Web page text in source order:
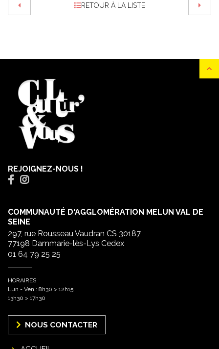
RETOUR À LA LISTE
REJOIGNEZ-NOUS !
COMMUNAUTÉ D'AGGLOMÉRATION MELUN VAL DE
SEINE
297, rue Rousseau Vaudran CS 30187
77198 Dammarie-lès-Lys Cedex
01 64 79 25 25
HORAIRES
Lun - Ven : 8h30 > 12h15
13h30 > 17h30
NOUS CONTACTER